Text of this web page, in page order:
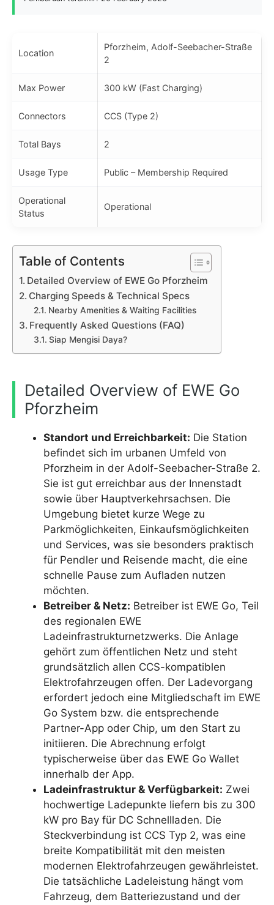
Location
Pforzheim, Adolf-Seebacher-Straße
2
Max Power 300 kW (Fast Charging)
Connectors CCS (Type 2)
Total Bays 2
Usage Type Public – Membership Required
Operational
Status
Operational
Table of Contents
Detailed Overview of EWE Go Pforzheim
Charging Speeds & Technical Specs
Nearby Amenities & Waiting Facilities
Frequently Asked Questions (FAQ)
Siap Mengisi Daya?
Detailed Overview of EWE Go
Pforzheim
Standort und Erreichbarkeit: Die Station
befindet sich im urbanen Umfeld von
Pforzheim in der Adolf-Seebacher-Straße 2.
Sie ist gut erreichbar aus der Innenstadt
sowie über Hauptverkehrsachsen. Die
Umgebung bietet kurze Wege zu
Parkmöglichkeiten, Einkaufsmöglichkeiten
und Services, was sie besonders praktisch
für Pendler und Reisende macht, die eine
schnelle Pause zum Aufladen nutzen
möchten.
Betreiber & Netz: Betreiber ist EWE Go, Teil
des regionalen EWE
Ladeinfrastrukturnetzwerks. Die Anlage
gehört zum öffentlichen Netz und steht
grundsätzlich allen CCS-kompatiblen
Elektrofahrzeugen offen. Der Ladevorgang
erfordert jedoch eine Mitgliedschaft im EWE
Go System bzw. die entsprechende
Partner-App oder Chip, um den Start zu
initiieren. Die Abrechnung erfolgt
typischerweise über das EWE Go Wallet
innerhalb der App.
Ladeinfrastruktur & Verfügbarkeit: Zwei
hochwertige Ladepunkte liefern bis zu 300
kW pro Bay für DC Schnellladen. Die
Steckverbindung ist CCS Typ 2, was eine
breite Kompatibilität mit den meisten
modernen Elektrofahrzeugen gewährleistet.
Die tatsächliche Ladeleistung hängt vom
Fahrzeug, dem Batteriezustand und der